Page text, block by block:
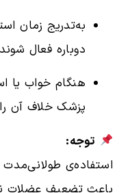
به‌تدریج زمان
دوباره فعال
هنگام خواب یا
پزشک خلاف آن
توجه:
استفاده‌ی